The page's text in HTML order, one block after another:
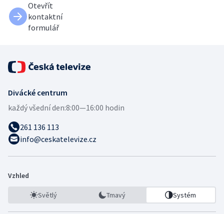
Otevřít
kontaktní
formulář
Divácké centrum
každý všední den:8:00—16:00 hodin
261 136 113
info@ceskatelevize.cz
Vzhled
Světlý Tmavý Systém